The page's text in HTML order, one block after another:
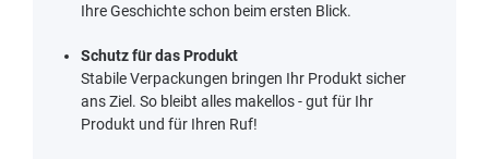
Ihre Geschichte schon beim ersten Blick.
Schutz für das Produkt
Stabile Verpackungen bringen Ihr Produkt sicher
ans Ziel. So bleibt alles makellos - gut für Ihr
Produkt und für Ihren Ruf!